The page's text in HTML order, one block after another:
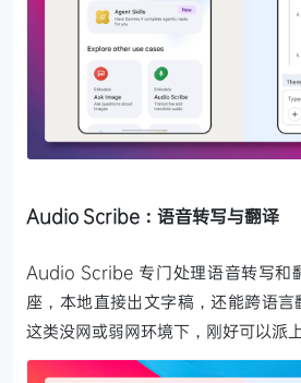
Audio Scribe：语音转写与翻译
Audio Scribe 专门处理语音转写和
座，本地直接出文字稿，还能跨语
这类没网或弱网环境下，刚好可以派上